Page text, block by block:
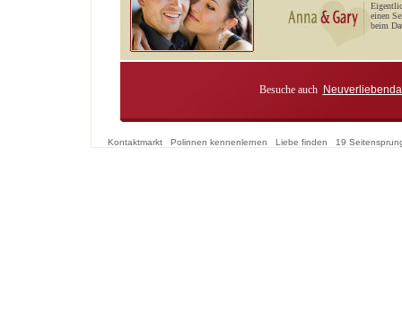
einen
beim
Besuche auch
Kontaktmarkt Polinnen kennenlernen Liebe finden 19